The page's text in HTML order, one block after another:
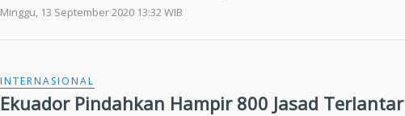
Isteri ke Batam
Minggu, 13 September 2020 13:32 WIB
INTERNASIONAL
Ekuador Pindahkan Hampir 800 Jasad Terlantar